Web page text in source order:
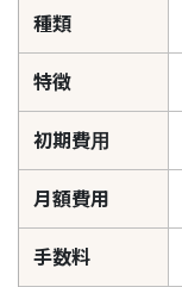
種類
特徴
初期費用
月額費用
手数料